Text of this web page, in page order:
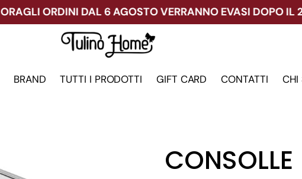
GLI ORDINI DAL 6 AGOSTO VERRANNO EVASI DOPO IL 23
BRAND TUTTI I PRODOTTI GIFT CARD CONTATTI CHI
CONSOLLE